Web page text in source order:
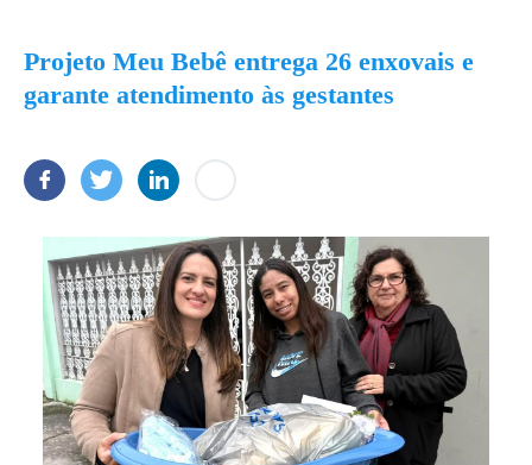
Projeto Meu Bebê entrega 26 enxovais e
garante atendimento às gestantes